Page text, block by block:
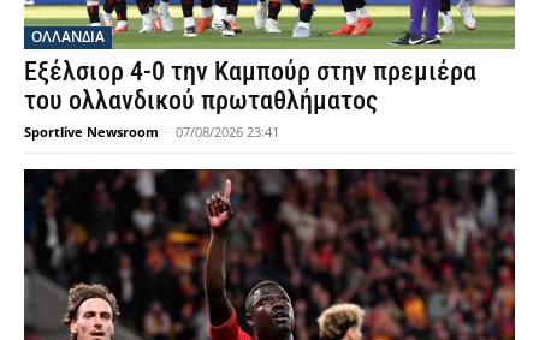
OΛΛΑΝΔΊΑ
Εξέλσιορ 4-0 την Καμπούρ στην πρεμιέρα
του ολλανδικού πρωταθλήματος
Sportlive Newsroom - 07/08/2026 23:41